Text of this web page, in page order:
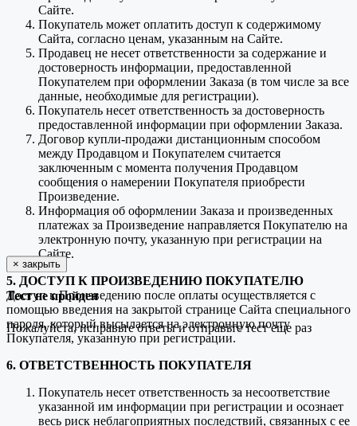
× закрыть
Тест не пройден
Пожалуйста, исправьте ответы и отправьте тест еще раз
Сайте.
Покупатель может оплатить доступ к содержимому
Сайта, согласно ценам, указанным на Сайте.
Продавец не несет ответственности за содержание и
достоверность информации, предоставленной
Покупателем при оформлении Заказа (в том числе за все
данные, необходимые для регистрации).
Покупатель несет ответственность за достоверность
предоставленной информации при оформлении Заказа.
Договор купли-продажи дистанционным способом
между Продавцом и Покупателем считается
заключенным с момента получения Продавцом
сообщения о намерении Покупателя приобрести
Произведение.
Информация об оформлении Заказа и произведенных
платежах за Произведение направляется Покупателю на
электронную почту, указанную при регистрации на
Сайте.
5. ДОСТУП К ПРОИЗВЕДЕНИЮ ПОКУПАТЕЛЮ
Доступ к Произведению после оплаты осуществляется с
помощью введения на закрытой странице Сайта специального
пароля, который высылается на электронную почту
Покупателя, указанную при регистрации.
6. ОТВЕТСТВЕННОСТЬ ПОКУПАТЕЛЯ
Покупатель несет ответственность за несоответствие
указанной им информации при регистрации и осознает
весь риск неблагоприятных последствий, связанных с ее